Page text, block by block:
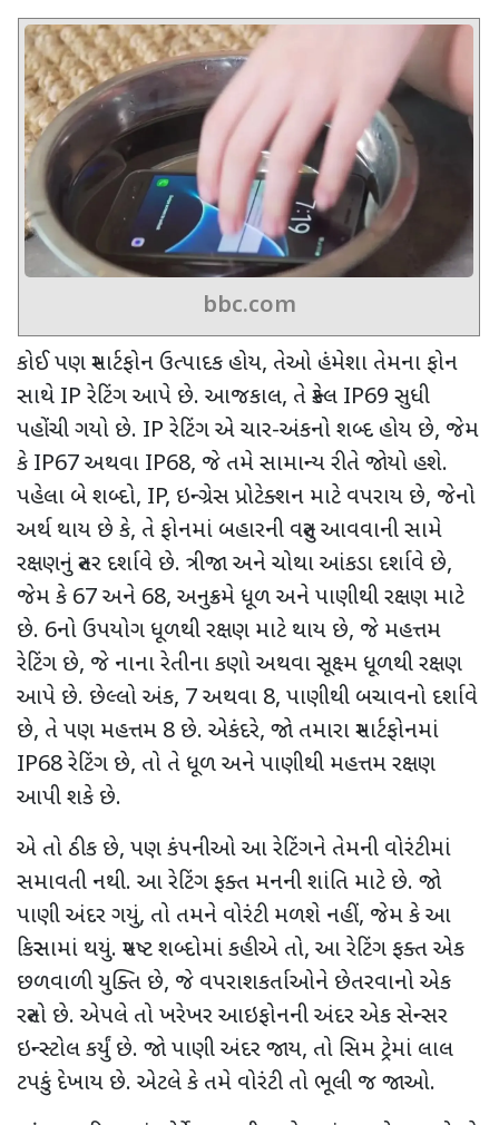
bbc.com
કોઈ પણ સ્માર્ટફોન ઉત્પાદક હોય, તેઓ હંમેશા તેમના ફોન
સાથે IP રેટિંગ આપે છે. આજકાલ, તે સ્કેલ IP69 સુધી
પહોંચી ગયો છે. IP રેટિંગ એ ચાર-અંકનો શબ્દ હોય છે, જેમ
કે IP67અથવા IP68, જે તમે સામાન્ય રીતે જોયો હશે.
પહેલા બે શબ્દો, IP, ઇન્ગ્રેસ પ્રોટેક્શન માટે વપરાય છે, જેનો
અર્થ થાય છે કે, તે ફોનમાં બહારની વસ્તુ આવવાની સામે
રક્ષણનું સ્તર દર્શાવે છે. ત્રીજા અને ચોથા આંકડા દર્શાવે છે,
જેમ કે 67અને 68, અનુક્રમે ધૂળ અને પાણીથી રક્ષણ માટે
છે. 6નો ઉપયોગ ધૂળથી રક્ષણ માટે થાય છે, જે મહત્તમ
રેટિંગ છે, જે નાના રેતીના કણો અથવા સૂક્ષ્મ ધૂળથી રક્ષણ
આપે છે. છેલ્લો અંક, 7અથવા 8, પાણીથી બચાવનો દર્શાવે
છે, તે પણ મહત્તમ 8 છે. એકંદરે, જો તમારા સ્માર્ટફોનમાં
IP68રેટિંગ છે, તો તે ધૂળ અને પાણીથી મહત્તમ રક્ષણ
આપી શકે છે.
એ તો ઠીક છે, પણ કંપનીઓ આ રેટિંગને તેમની વોરંટીમાં
સમાવતી નથી. આ રેટિંગ ફક્ત મનની શાંતિ માટે છે. જો
પાણી અંદર ગયું, તો તમને વોરંટી મળશે નહીં, જેમ કે આ
કિસ્સામાં થયું. સ્પષ્ટ શબ્દોમાં કહીએ તો, આ રેટિંગ ફક્ત એક
છળવાળી યુક્તિ છે, જે વપરાશકર્તાઓને છેતરવાનો એક
રસ્તો છે. એપલે તો ખરેખર આઇફોનની અંદર એક સેન્સર
ઇન્સ્ટોલ કર્યું છે. જો પાણી અંદર જાય, તો સિમ ટ્રેમાં લાલ
ટપકું દેખાય છે. એટલે કે તમે વોરંટી તો ભૂલી જ જાઓ.